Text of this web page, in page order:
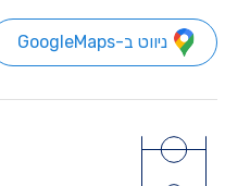
ניווט ב-GoogleMaps